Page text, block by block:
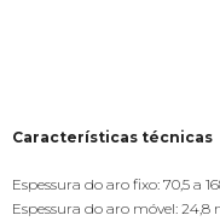
Características técnicas
Espessura do aro fixo: 70,5 a
Espessura do aro móvel: 24,8